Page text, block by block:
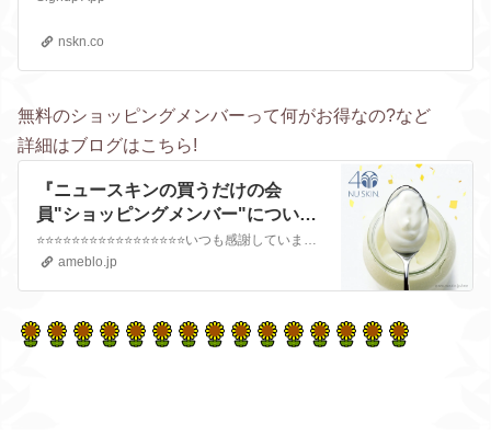
nskn.co
無料のショッピングメンバーって何がお得なの?など
詳細はブログはこちら!
『ニュースキンの買うだけの会
員"ショッピングメンバー"につい
て』
⭐⭐⭐⭐⭐⭐⭐⭐⭐⭐⭐⭐⭐⭐⭐⭐⭐いつも感謝しています✨京都でニュースキンの正規販売代理店をしてるまりえです😊今日も元気に行きまーす🌻⭐⭐⭐⭐⭐⭐⭐⭐⭐⭐⭐⭐…
ameblo.jp